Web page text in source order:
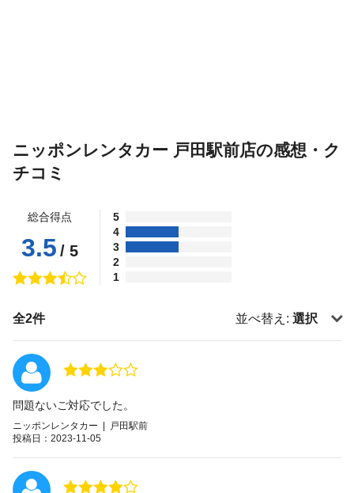
ニッポンレンタカー 戸田駅前店の感想・ク
チコミ
総合得点
3.5 / 5
5
4
3
2
1
全2件 並べ替え: 選択
問題ないご対応でした。
ニッポンレンタカー | 戸田駅前
投稿日：2023-11-05